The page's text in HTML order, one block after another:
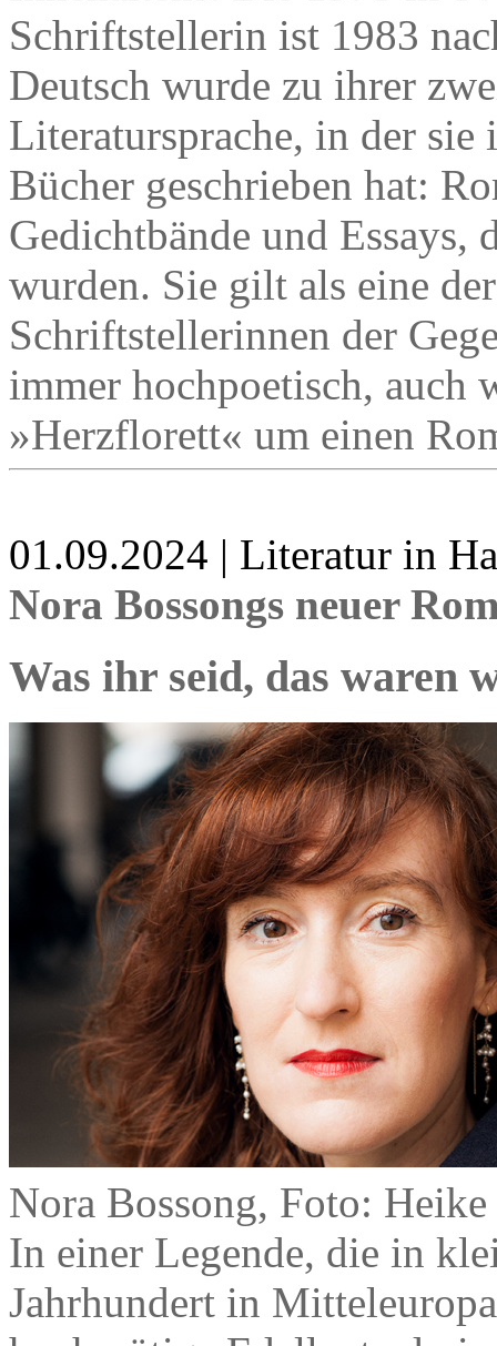
Schriftstellerin ist 1983
Deutsch wurde zu ihrer
Literatursprache, in der
Bücher geschrieben hat:
Gedichtbände und Essays,
wurden. Sie gilt als eine
Schriftstellerinnen der
immer hochpoetisch, auch
»Herzflorett« um einen
01.09.2024 | Literatur in
Nora Bossongs neuer
Was ihr seid, das waren
Nora Bossong, Foto:
In einer Legende, die in
Jahrhundert in